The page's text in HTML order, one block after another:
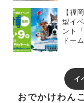
【福
型イ
ント
ドー
イ
おでかけわん